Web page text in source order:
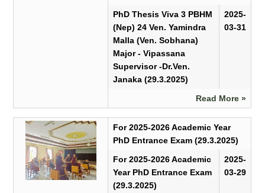
PhD Thesis Viva 3 PBHM
(Nep) 24 Ven. Yamindra
Malla (Ven. Sobhana)
Major - Vipassana
Supervisor -Dr.Ven.
Janaka (29.3.2025)
2025-
03-31
Read More »
For 2025-2026 Academic Year
PhD Entrance Exam (29.3.2025)
For 2025-2026 Academic
Year PhD Entrance Exam
(29.3.2025)
2025-
03-29